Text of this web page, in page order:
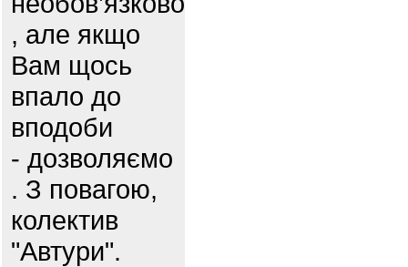
, але якщо
Вам щось
впало до
вподоби
- дозволяємо
. З повагою,
колектив
"Автури".